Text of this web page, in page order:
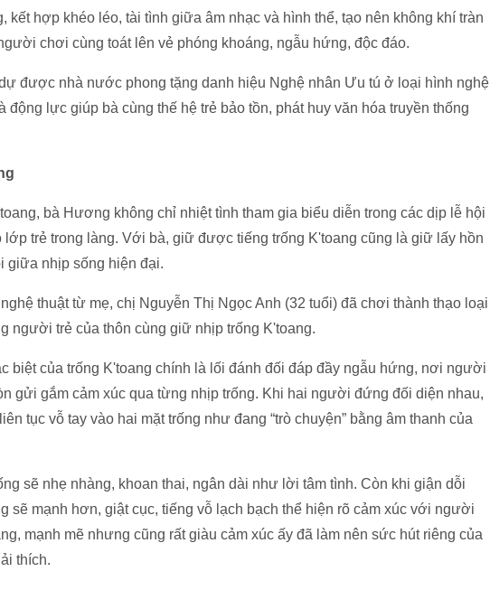
kết hợp khéo léo, tài tình giữa âm nhạc và hình thể, tạo nên không khí tràn
chơi cùng toát lên vẻ phóng khoáng, ngẫu hứng, độc đáo.
được nhà nước phong tặng danh hiệu Nghệ nhân Ưu tú ở loại hình nghệ
động lực giúp bà cùng thế hệ trẻ bảo tồn, phát huy văn hóa truyền thống
bà Hương không chỉ nhiệt tình tham gia biểu diễn trong các dịp lễ hội
lớp trẻ trong làng. Với bà, giữ được tiếng trống K'toang cũng là giữ lấy hồn
giữa nhịp sống hiện đại.
thuật từ mẹ, chị Nguyễn Thị Ngọc Anh (32 tuổi) đã chơi thành thạo loại
người trẻ của thôn cùng giữ nhịp trống K'toang.
biệt của trống K'toang chính là lối đánh đối đáp đầy ngẫu hứng, nơi người
gửi gắm cảm xúc qua từng nhịp trống. Khi hai người đứng đối diện nhau,
tục vỗ tay vào hai mặt trống như đang “trò chuyện” bằng âm thanh của
sẽ nhẹ nhàng, khoan thai, ngân dài như lời tâm tình. Còn khi giận dỗi
sẽ mạnh hơn, giật cục, tiếng vỗ lạch bạch thể hiện rõ cảm xúc với người
mạnh mẽ nhưng cũng rất giàu cảm xúc ấy đã làm nên sức hút riêng của
thích.